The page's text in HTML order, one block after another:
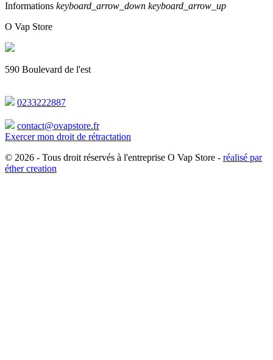
Informations keyboard_arrow_down keyboard_arrow_up
O Vap Store
590 Boulevard de l'est
0233222887
contact@ovapstore.fr
Exercer mon droit de rétractation
© 2026 - Tous droit réservés à l'entreprise O Vap Store - réalisé par
éther creation